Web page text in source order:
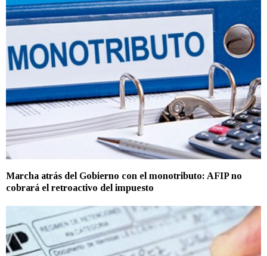
Marcha atrás del Gobierno con el monotributo: AFIP no
cobrará el retroactivo del impuesto